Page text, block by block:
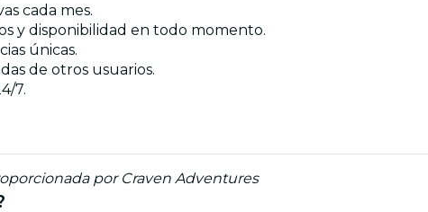
cada mes.
y disponibilidad en todo momento.
únicas.
de otros usuarios.
7.
por Craven Adventures